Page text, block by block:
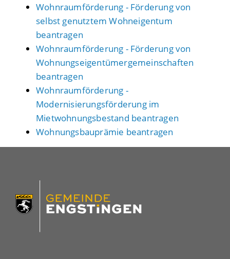
Wohnraumförderung - Förderung von
selbst genutztem Wohneigentum
beantragen
Wohnraumförderung - Förderung von
Wohnungseigentümergemeinschaften
beantragen
Wohnraumförderung -
Modernisierungsförderung im
Mietwohnungsbestand beantragen
Wohnungsbauprämie beantragen